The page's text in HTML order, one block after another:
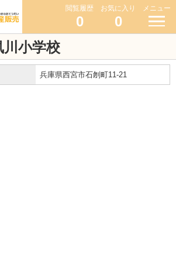
閲覧履歴
0
お気に入り
0
メニュー
川小学校
兵庫県西宮市石刎町11-21